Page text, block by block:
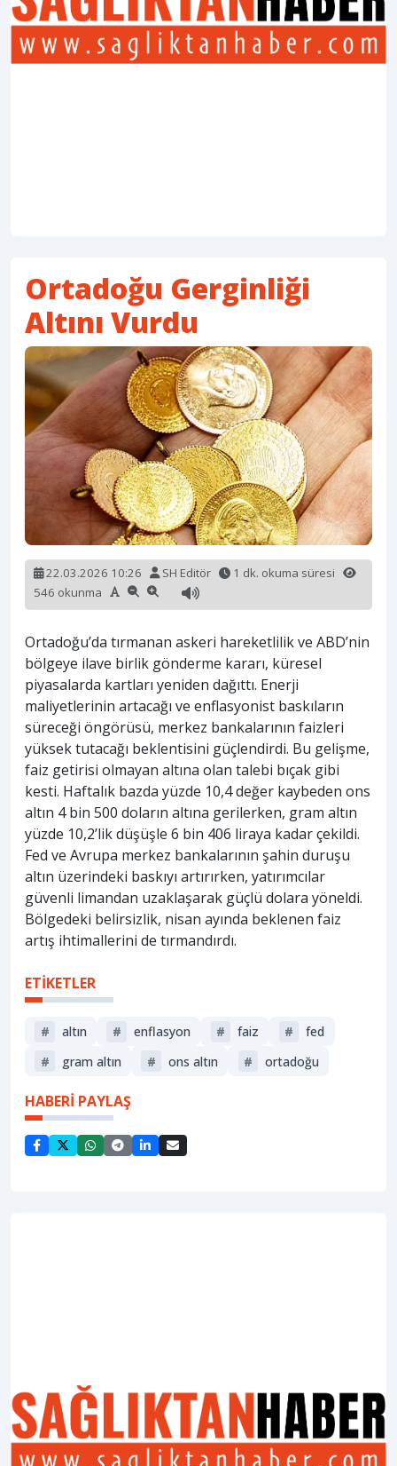
Ortadoğu Gerginliği
Altını Vurdu
22.03.2026 10:26 SH Editör
1 dk. okuma süresi
546 okunma
Ortadoğu’da tırmanan askeri hareketlilik ve ABD’nin
bölgeye ilave birlik gönderme kararı, küresel
piyasalarda kartları yeniden dağıttı. Enerji
maliyetlerinin artacağı ve enflasyonist baskıların
süreceği öngörüsü, merkez bankalarının faizleri
yüksek tutacağı beklentisini güçlendirdi. Bu gelişme,
faiz getirisi olmayan altına olan talebi bıçak gibi
kesti. Haftalık bazda yüzde 10,4 değer kaybeden ons
altın 4 bin 500 doların altına gerilerken, gram altın
yüzde 10,2’lik düşüşle 6 bin 406 liraya kadar çekildi.
Fed ve Avrupa merkez bankalarının şahin duruşu
altın üzerindeki baskıyı artırırken, yatırımcılar
güvenli limandan uzaklaşarak güçlü dolara yöneldi.
Bölgedeki belirsizlik, nisan ayında beklenen faiz
artış ihtimallerini de tırmandırdı.
ETİKETLER
# altın # enflasyon # faiz #
fed
#
gram altın # ons altın # ortadoğu
HABERİ PAYLAŞ